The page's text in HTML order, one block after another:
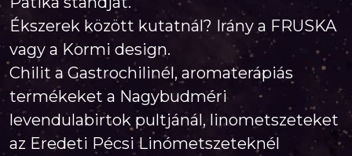
Ékszerek között kutatnál? Irány a FRUSKA
vagy a Kormi design.
Chilit a Gastrochilinél, aromaterápiás
termékeket a Nagybudméri
levendulabirtok pultjánál, linometszeteket
az Eredeti Pécsi Linómetszeteknél